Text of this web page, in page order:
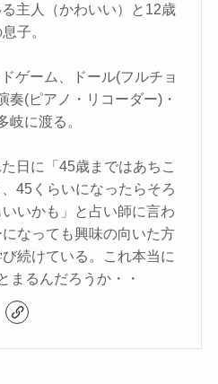
主人（かわいい）と12歳
子。
ゲーム、ドール(フルチョ
奏(ピアノ・リコーダー)・
岐に渡る。
日に「45歳まではあちこ
45くらいになったらそろ
いかも」と占い師に言わ
なっても興味の向いた方
続けている。これ本当に
まるんだろうか・・